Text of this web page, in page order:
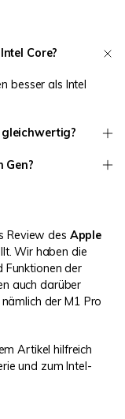
Core?
besser als Intel
gleichwertig?
Gen?
Review des Apple
Wir haben die
Funktionen der
auch darüber
der M1 Pro
Artikel hilfreich
und zum Intel-